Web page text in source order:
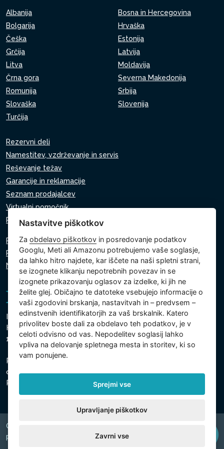
Albanija
Bosna in Hercegovina
Bolgarija
Hrvaška
Češka
Estonija
Grčija
Latvija
Litva
Moldavija
Črna gora
Severna Makedonija
Romunija
Srbija
Slovaška
Slovenija
Turčija
Rezervni deli
Namestitev, vzdrževanje in servis
Reševanje težav
Garancije in reklamacije
Seznam prodajalcev
Virtualni pomočnik
Pišite nam
Politika zasebnosti
Politika piškotkov
Nastavitve piškotkov
Intex Trading, s.r.o.
Hradecká 2526/3
130 00 Praga 3 - Češka
Podjetje je registrirano pri Mestnem sodišču v Pragi,
oddelek C, vložek 74759
Registrska št. 26150808, ID za DDV: CZ26150808
Copyright © 2026 INTEX TRADING s.r.o. Všechna
právavyhrazena.
Nastavitve piškotkov
Zaobdelavo piškotkov in posredovanje podatkov
Googlu, Meti ali Amazonu potrebujemo vaše soglasje,
da lahko hitro najdete, kar iščete na naši spletni strani,
se izognete klikanju nepotrebnih povezav in se
izognete prikazovanju oglasov za izdelke, ki jih ne
želite glej. Običajno te datoteke vsebujejo informacije o
vaši zgodovini brskanja, nastavitvah in – predvsem –
edinstvenih identifikatorjih za vaš brskalnik. Katero
privolitev boste dali za obdelavo teh podatkov, je v
celoti odvisno od vas. Nepodelitev soglasij lahko
vpliva na delovanje spletnega mesta in storitev, ki so
vam ponujene.
Sprejmi vse
Upravljanje piškotkov
Zavrni vse